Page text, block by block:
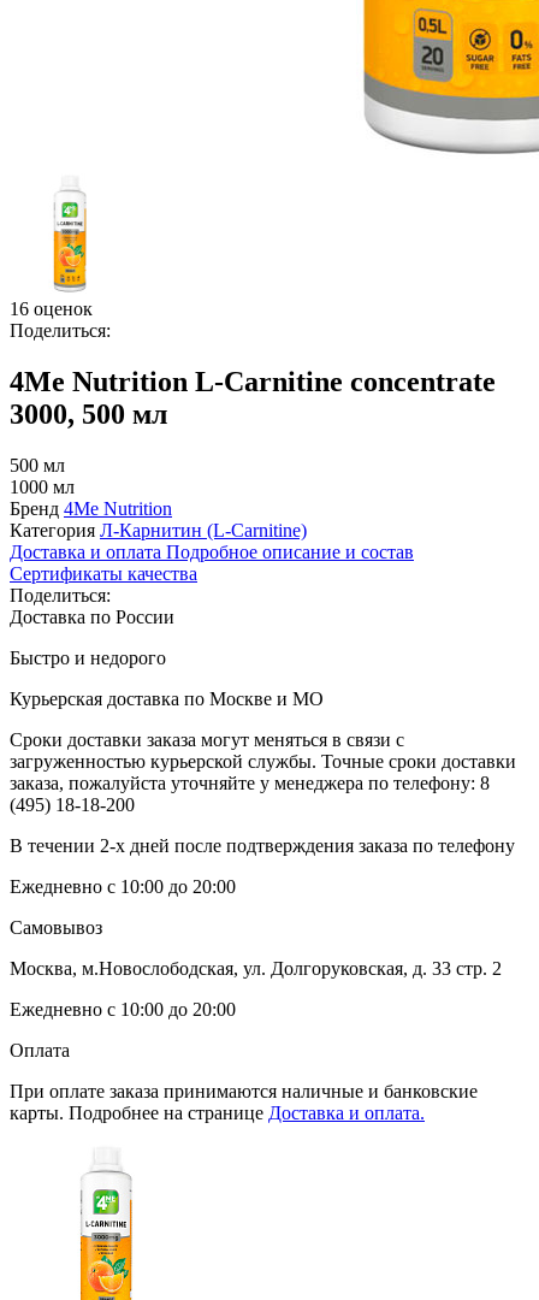
16 оценок
Поделиться:
4Me Nutrition L-Carnitine concentrate
3000, 500 мл
500 мл
1000 мл
Бренд 4Me Nutrition
Категория Л-Карнитин (L-Сarnitine)
Доставка и оплата Подробное описание и состав
Сертификаты качества
Поделиться:
Доставка по России
Быстро и недорого
Курьерская доставка по Москве и МО
Сроки доставки заказа могут меняться в связи с
загруженностью курьерской службы. Точные сроки доставки
заказа, пожалуйста уточняйте у менеджера по телефону: 8
(495) 18-18-200
В течении 2-х дней после подтверждения заказа по телефону
Ежедневно с 10:00 до 20:00
Самовывоз
Москва, м.Новослободская, ул. Долгоруковская, д. 33 стр. 2
Ежедневно с 10:00 до 20:00
Оплата
При оплате заказа принимаются наличные и банковские
карты. Подробнее на странице Доставка и оплата.